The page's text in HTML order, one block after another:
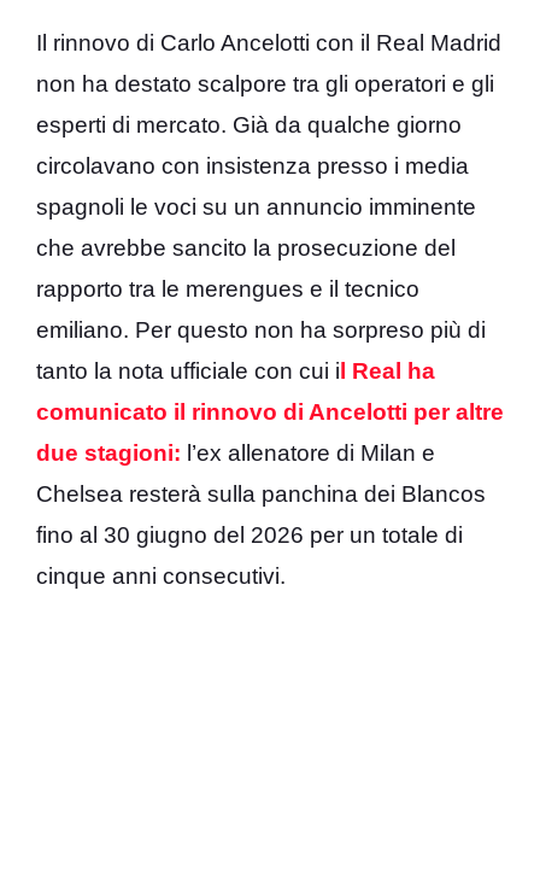
Il rinnovo di Carlo Ancelotti con il Real Madrid
non ha destato scalpore tra gli operatori e gli
esperti di mercato. Già da qualche giorno
circolavano con insistenza presso i media
spagnoli le voci su un annuncio imminente
che avrebbe sancito la prosecuzione del
rapporto tra le merengues e il tecnico
emiliano. Per questo non ha sorpreso più di
tanto la nota ufficiale con cui i l Real ha
comunicato il rinnovo di Ancelotti per altre
due stagioni: l’ex allenatore di Milan e
Chelsea resterà sulla panchina dei Blancos
fino al 30 giugno del 2026 per un totale di
cinque anni consecutivi.